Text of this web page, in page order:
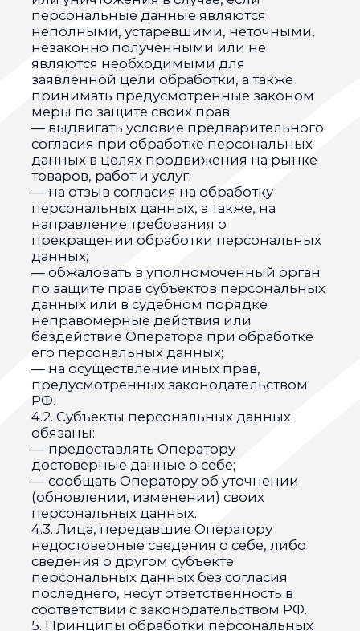
фамилия, имя, отчество
номера телефонов
Правовые основания
договоры, заключаемые между
оператором и субъектом
персональных данных
Виды обработки персональных данных
Сбор, запись, систематизация,
накопление, хранение,
уничтожение и обезличивание
персональных данных
7. Условия обработки персональных
данных
7.1. Обработка персональных данных
осуществляется с согласия субъекта
персональных данных на обработку его
персональных данных.
7.2. Обработка персональных данных
необходима для достижения целей,
предусмотренных международным
договором Российской Федерации или
законом, для осуществления
возложенных законодательством
Российской Федерации на оператора
функций, полномочий и обязанностей.
7.3. Обработка персональных данных
необходима для осуществления
правосудия, исполнения судебного акта,
акта другого органа или должностного
лица, подлежащих исполнению в
соответствии с законодательством
Российской Федерации об
исполнительном производстве.
7.4. Обработка персональных данных
необходима для исполнения договора,
стороной которого либо
выгодоприобретателем или
поручителем по которому является
субъект персональных данных, а также
для заключения договора по
инициативе субъекта персональных
данных или договора, по которому
субъект персональных данных будет
являться выгодоприобретателем или
поручителем.
7.5. Обработка персональных данных
необходима для осуществления прав и
законных интересов оператора или
третьих лиц либо для достижения
общественно значимых целей при
условии, что при этом не нарушаются
права и свободы субъекта персональных
данных.